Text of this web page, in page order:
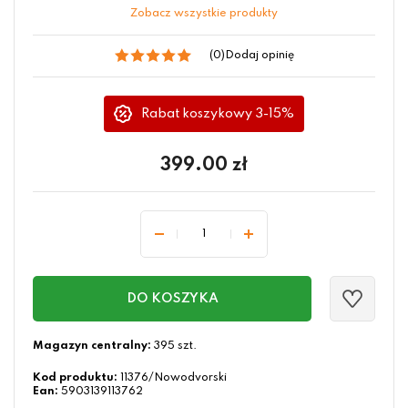
Zobacz wszystkie produkty
(0) Dodaj opinię
Rabat koszykowy 3-15%
399.00 zł
DO KOSZYKA
Magazyn centralny: 395 szt.
Kod produktu:
11376/Nowodvorski
Ean: 5903139113762